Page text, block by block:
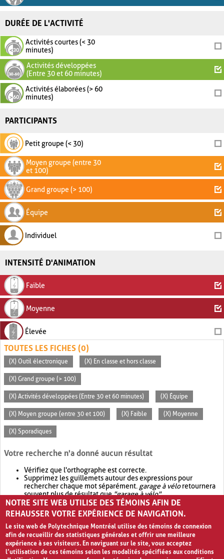
DURÉE DE L'ACTIVITÉ
Activités courtes (< 30
minutes)
Activités développées
(Entre 30 et 60 minutes)
Activités élaborées (> 60
minutes)
PARTICIPANTS
Petit groupe (< 30)
Moyen groupe (entre 30
et 100)
Grand groupe (> 100)
Équipe
Individuel
INTENSITÉ D'ANIMATION
Faible
Moyenne
Élevée
TOUTES LES FICHES (0)
(X) Outil électronique (X) En classe et hors classe
(X) Grand groupe (> 100)
(X) Activités développées (Entre 30 et 60 minutes) (X) Équipe
(X) Moyen groupe (entre 30 et 100) (X) Faible (X) Moyenne
(X) Sporadiques
Votre recherche n'a donné aucun résultat
Vérifiez que l'orthographe est correcte.
Supprimez les guillemets autour des expressions pour
rechercher chaque mot séparément. garage à véloretournera
souvent plus de résultat que"garage à vélo".
Envisagez d'élargir votre recherche avec OR.garage OR vélo
retournera souvent plus de résultat quegarage à vélo
NOTRE SITE WEB UTILISE DES TÉMOINS AFIN DE
REHAUSSER VOTRE EXPÉRIENCE DE NAVIGATION.
Le site web de Polytechnique Montréal utilise des témoins de connexion
afin de recueillir des statistiques générales et offrir une meilleure
expérience à ses visiteurs. En naviguant sur le site, vous acceptez
l’utilisation de ces témoins selon les modalités spécifiées aux conditions